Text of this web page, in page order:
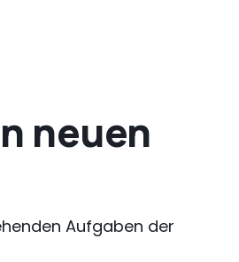
neuen
Aufgaben der